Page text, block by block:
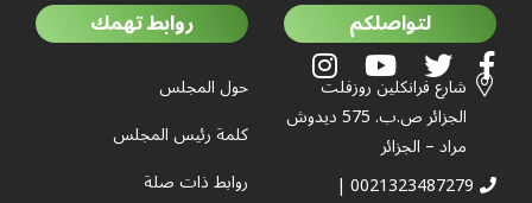
لتواصلكم
شارع فرانكلين روزفلت
الجزائر ص.ب. 575 ديدوش
مراد – الجزائر
0021323487279 |
روابط تهمك
حول المجلس
كلمة رئيس المجلس
روابط ذات صلة